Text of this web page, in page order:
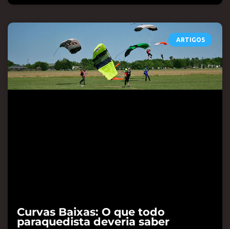
ARTIGOS
Curvas Baixas: O que todo
paraquedista deveria saber